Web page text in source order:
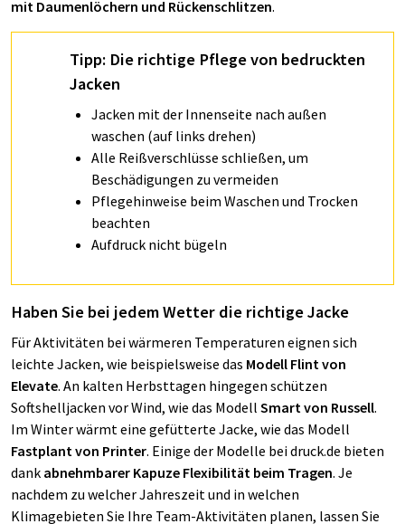
mit Daumenlöchern und Rückenschlitzen.
Tipp: Die richtige Pflege von bedruckten
Jacken
Jacken mit der Innenseite nach außen
waschen (auf links drehen)
Alle Reißverschlüsse schließen, um
Beschädigungen zu vermeiden
Pflegehinweise beim Waschen und Trocken
beachten
Aufdruck nicht bügeln
Haben Sie bei jedem Wetter die richtige Jacke
Für Aktivitäten bei wärmeren Temperaturen eignen sich
leichte Jacken, wie beispielsweise das Modell Flint von
Elevate. An kalten Herbsttagen hingegen schützen
Softshelljacken vor Wind, wie das Modell Smart von Russell.
Im Winter wärmt eine gefütterte Jacke, wie das Modell
Fastplant von Printer. Einige der Modelle bei druck.de bieten
dank abnehmbarer Kapuze Flexibilität beim Tragen. Je
nachdem zu welcher Jahreszeit und in welchen
Klimagebieten Sie Ihre Team-Aktivitäten planen, lassen Sie